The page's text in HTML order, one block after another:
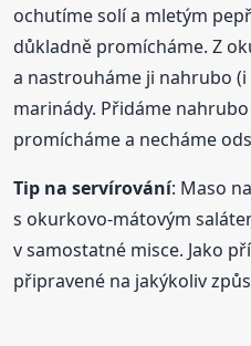
ochutíme solí a mletým
důkladně promícháme. Z
a nastrouháme ji nahrubo
marinády. Přidáme
promícháme a necháme
Tip na servírování: Maso
s okurkovo-mátovým
v samostatné misce. Jako
připravené na jakýkoliv